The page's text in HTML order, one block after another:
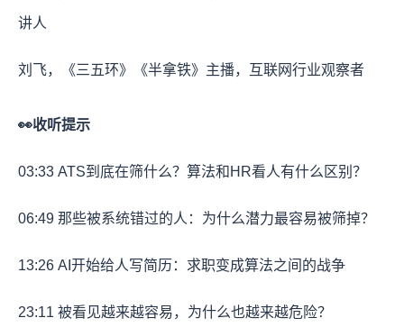
讲人
刘飞，《三五环》《半拿铁》主播，互联网行业观察者
👀收听提示
03:33 ATS到底在筛什么？算法和HR看人有什么区别？
06:49 那些被系统错过的人：为什么潜力最容易被筛掉？
13:26 AI开始给人写简历：求职变成算法之间的战争
23:11 被看见越来越容易，为什么也越来越危险？